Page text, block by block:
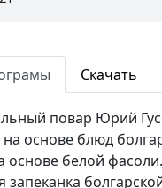
Скачать
повар Юрий
основе блюд
основе белой
запеканка